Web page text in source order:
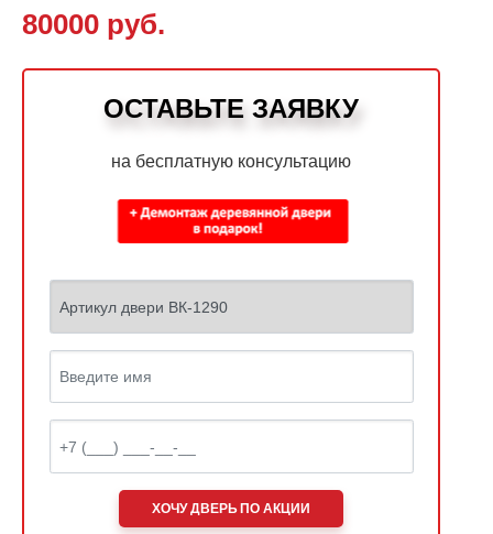
80000 руб.
ОСТАВЬТЕ ЗАЯВКУ
на бесплатную консультацию
ХОЧУ ДВЕРЬ ПО АКЦИИ